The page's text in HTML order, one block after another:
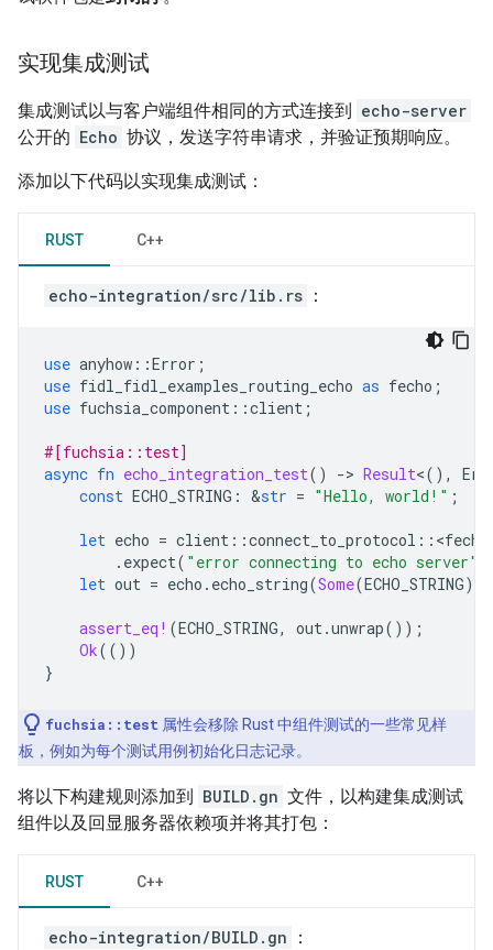
实现集成测试
集成测试以与客户端组件相同的方式连接到 echo-server
公开的 Echo 协议，发送字符串请求，并验证预期响应。
添加以下代码以实现集成测试：
RUST C++
echo-integration/src/lib.rs ：
use anyhow ::Error ;
use fidl_fidl_examples_routing_echo as fecho ;
use fuchsia_component ::client ;
#[fuchsia::test]
async fn echo_integration_test() -> Result<(),
const ECHO_STRING : &str = "Hello, world!" ;
let echo = client ::connect_to_protocol :: <fecho
. expect( "error connecting to echo server"
let out = echo . echo_string(Some(ECHO_STRING)).
assert_eq! (ECHO_STRING, out.unwrap());
Ok(())
}
fuchsia::test 属性会移除 Rust 中组件测试的一些常见样
板，例如为每个测试用例初始化日志记录。
将以下构建规则添加到 BUILD.gn 文件，以构建集成测试
组件以及回显服务器依赖项并将其打包：
RUST C++
echo-integration/BUILD.gn ：